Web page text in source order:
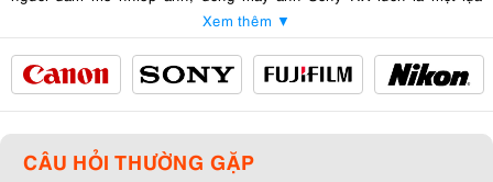
chọn đáng cân nhắc trong thế giới nhiếp ảnh hiện đại.
Đặc điểm nổi bật của máy ảnh Sony RX
Chất lượng hình ảnh xuất sắc: Máy ảnh Sony RX được trang bị cảm
với độ phân giải cao và màu sắc rực rỡ, mang đến những bức ảnh sắc
nét và chất lượng.
Xem thêm ▼
CÂU HỎI THƯỜNG GẶP